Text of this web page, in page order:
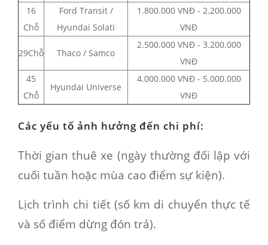
16
Chỗ
Ford Transit /
Hyundai Solati
1.800.000 VNĐ - 2.200.000
VNĐ
29Chỗ Thaco / Samco
2.500.000 VNĐ - 3.200.000
VNĐ
45
Chỗ
Hyundai Universe
4.000.000 VNĐ - 5.000.000
VNĐ
Các yếu tố ảnh hưởng đến chi phí:
Thời gian thuê xe (ngày thường đối lập với
cuối tuần hoặc mùa cao điểm sự kiện).
Lịch trình chi tiết (số km di chuyển thực tế
và số điểm dừng đón trả).